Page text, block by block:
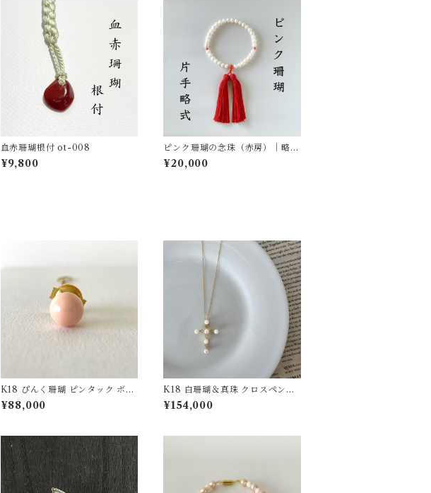
血赤珊瑚根付 ot-008
¥9,800
ピンク珊瑚の念珠（赤房）｜略式
片手 ot-015
¥20,000
K18 ぴんく珊瑚 ピンタック ボタ
ンチェーン付 fb-44
¥88,000
K18 白珊瑚＆真珠 クロスペンダ
ント pd-46
¥154,000